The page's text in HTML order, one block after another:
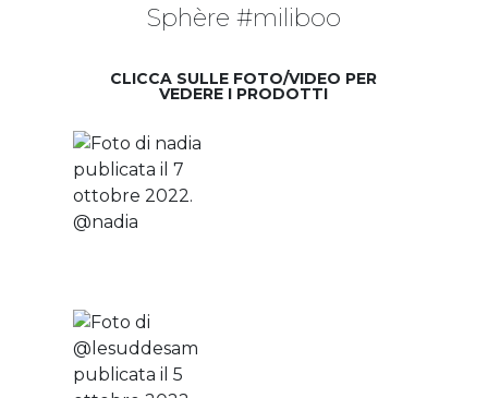
Sphère #miliboo
CLICCA SULLE FOTO/VIDEO PER
VEDERE I PRODOTTI